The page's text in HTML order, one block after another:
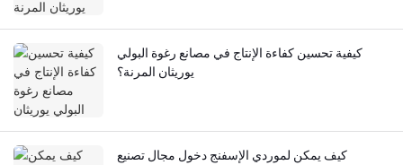
كيفية تحسين كفاءة الإنتاج في مصانع رغوة البولي
يوريثان المرنة؟
كيف يمكن لموردي الإسفنج دخول مجال تصنيع